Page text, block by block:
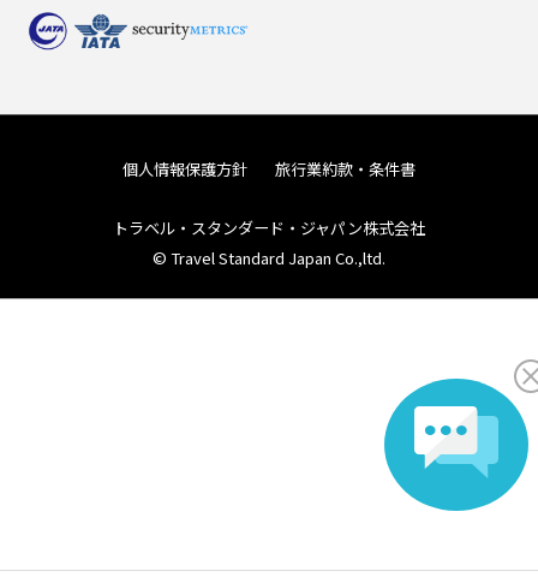
個人情報保護方針 旅行業約款・条件書
トラベル・スタンダード・ジャパン株式会社
© Travel Standard Japan Co.,ltd.